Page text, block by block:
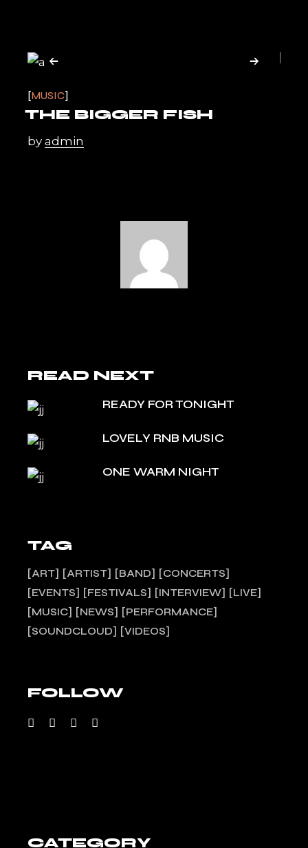
MUSIC
THE BIGGER FISH
byadmin
READ NEXT
READY FOR TONIGHT
LOVELY RNB MUSIC
ONE WARM NIGHT
TAG
ART ARTIST BAND
CONCERTS
EVENTS
FESTIVALS INTERVIEW
LIVE
MUSIC
NEWS
PERFORMANCE
SOUNDCLOUD
VIDEOS
FOLLOW
CATEGORY